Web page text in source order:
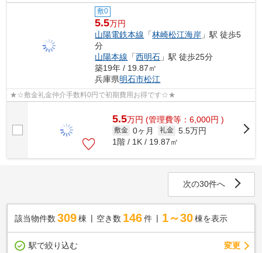
敷0
5.5万円
山陽電鉄本線 「林崎松江海岸 」駅 徒歩5
分
山陽本線 「西明石 」駅 徒歩25分
築19年 / 19.87㎡
兵庫県明石市松江
★☆敷金礼金仲介手数料0円で初期費用お得です☆★
5.5万円 (管理費等：6,000円 )
敷金 0ヶ月 礼金 5.5万円
1階 / 1K / 19.87㎡
次の30件へ
該当物件数 309棟 空き数 146 件 1～30 棟を表示
駅で絞り込む 変更